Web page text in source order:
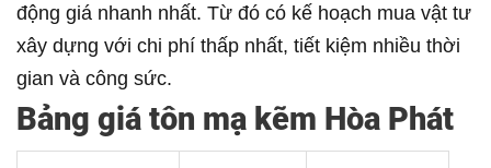
động giá nhanh nhất. Từ đó có kế hoạch mua vật tư
xây dựng với chi phí thấp nhất, tiết kiệm nhiều thời
gian và công sức.
Bảng giá tôn mạ kẽm Hòa Phát